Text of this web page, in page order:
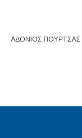
ΑΔΟΝΙΟΣ ΠΟΥΡΤΣΑΣ